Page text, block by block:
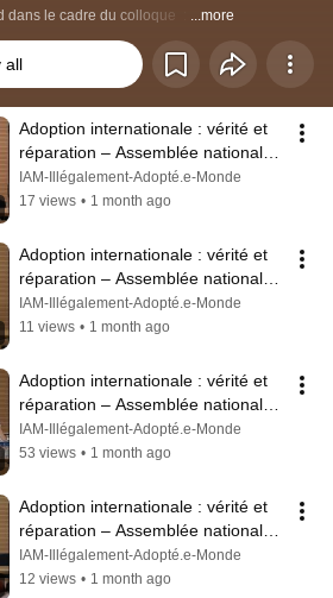
dans le cadre du colloque  : ...more
all
Adoption internationale : vérité et
réparation – Assemblée nationale
Marie Germaine Perigogne IAM
IAM-Illégalement-Adopté.e-Monde
17 views • 1 month ago
Adoption internationale : vérité et
réparation – Assemblée nationale
Oliver De Frouville IAM
IAM-Illégalement-Adopté.e-Monde
11 views • 1 month ago
Adoption internationale : vérité et
réparation – Assemblée nationale
Wj Avocats Vey & Associés IAM
IAM-Illégalement-Adopté.e-Monde
53 views • 1 month ago
Adoption internationale : vérité et
réparation – Assemblée nationale
Joohee Bourgain IAM
IAM-Illégalement-Adopté.e-Monde
12 views • 1 month ago